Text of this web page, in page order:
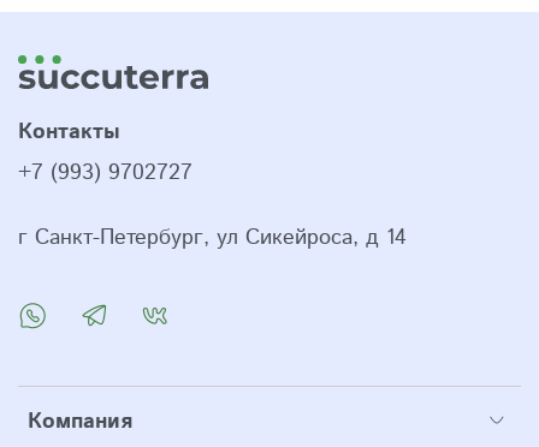
Компания
Контакты
+7 (993) 9702727
г Санкт-Петербург, ул Сикейроса, д 14